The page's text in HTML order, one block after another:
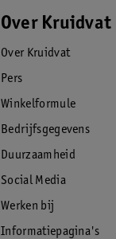
Over Kruidvat
Over Kruidvat
Pers
Winkelformule
Bedrijfsgegevens
Duurzaamheid
Social Media
Werken bij
Informatiepagina's